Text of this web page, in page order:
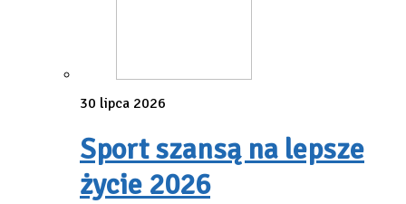
30 lipca 2026
Sport szansą na lepsze
życie 2026